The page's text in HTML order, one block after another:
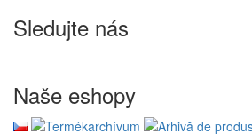
Sledujte nás
Naše eshopy